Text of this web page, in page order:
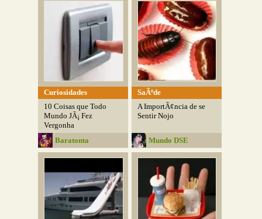
Curiosidades
10 Coisas que Todo
Mundo JÃ¡ Fez
Vergonha
Baratonta
SaÃºde
A ImportÃ¢ncia de se
Sentir Nojo
Mundo DSE